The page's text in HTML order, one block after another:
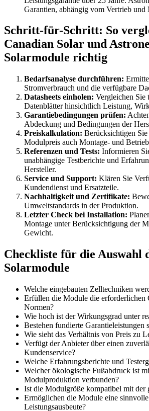
Garantien, abhängig vom Vertrieb und
Schritt-für-Schritt: So
Canadian Solar und
Solarmodule richtig
Bedarfsanalyse durchführen:
Stromverbrauch und die verfügbare
Datasheets einholen: Vergleichen Sie
Datenblätter hinsichtlich Leistung,
Garantiebedingungen prüfen:
Abdeckung und Bedingungen der
Preiskalkulation: Berücksichtigen Sie
Modulpreis auch Montage- und
Referenzen und Tests: Informieren
unabhängige Testberichte und
Hersteller.
Service und Support: Klären Sie
Kundendienst und Ersatzteile.
Nachhaltigkeit und Zertifikate:
Umweltstandards in der Produktion.
Letzter Check bei Installation:
Montage unter Berücksichtigung der
Gewicht.
Checkliste für die Auswahl
Solarmodule
Welche eingebauten Zelltechniken
Erfüllen die Module die erforderlichen
Normen?
Wie hoch ist der Wirkungsgrad unter
Bestehen fundierte Garantieleistungen
Wie sieht das Verhältnis von Preis zu
Verfügt der Anbieter über einen
Kundenservice?
Welche Erfahrungsberichte und
Welcher ökologische Fußabdruck ist
Modulproduktion verbunden?
Ist die Modulgröße kompatibel mit der
Ermöglichen die Module eine
Leistungsausbeute?